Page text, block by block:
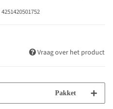
4251420501752
Vraag over het product
Pakket